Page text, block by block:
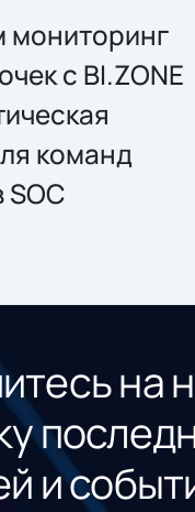
мониторинг
с BI.ZONE
команд
SOC
на
и